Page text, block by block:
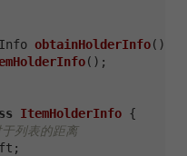
obtainHolderInfo()
();
ItemHolderInfo {
列表的距离